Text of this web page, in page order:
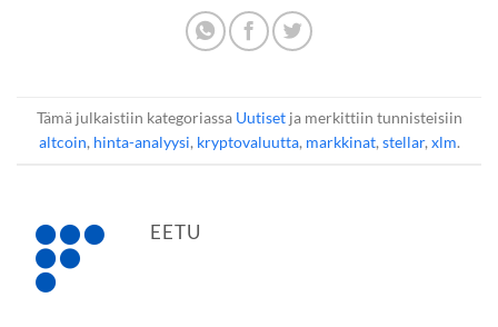
Tämä julkaistiin kategoriassa Uutisetja merkittiin tunnisteisiin
altcoin, hinta-analyysi, kryptovaluutta, markkinat, stellar, xlm.
EETU